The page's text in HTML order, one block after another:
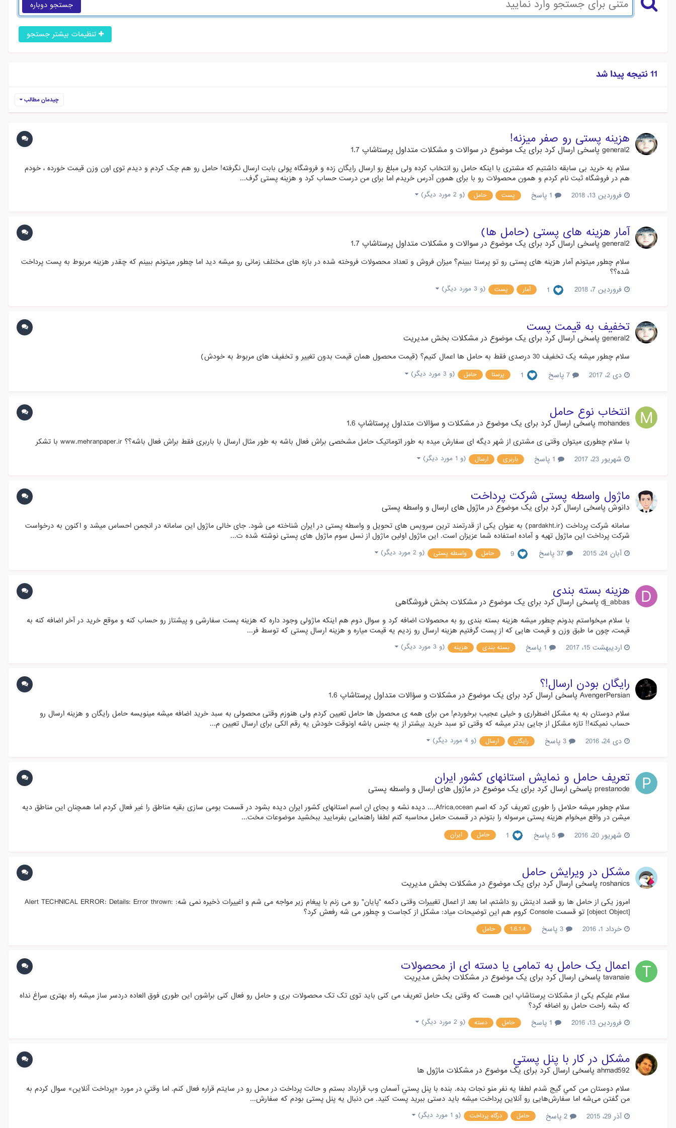
جستجو دوباره
تنظیمات بیشتر جستجو
11 نتیجه پیدا شد
چیدمان مطالب
هزینه پستی رو صفر میزنه!
general2 پاسخی ارسال کرد برای یک موضوع در سوالات و مشکلات متداول پرستاشاپ 1.7
سلام یه خرید بی سابقه داشتیم که مشتری با اینکه حامل رو انتخاب کرده ولی مبلغ رو ارسال رایگان زده و فروشگاه پولی بابت ارسال نگرفته! حامل رو هم چک کردم و دیدم توی اون وزن قیمت خورده ، خودم
هم در فروشگاه ثبت نام کردم و همون محصولات رو با برای همون آدرس خریدم اما برای من درست حساب کرد و هزینه پستی گرف...
فروردین 13، 2018
پست حامل (و 2 مورد دیگر)
آمار هزینه های پستی (حامل ها)
general2 پاسخی ارسال کرد برای یک موضوع در سوالات و مشکلات متداول پرستاشاپ 1.7
سلام چطور میتونم آمار هزینه های پستی رو تو پرستا ببینم؟ میزان فروش و تعداد محصولات فروخته شده در بازه های مختلف زمانی رو میشه دید اما چطور میتونم ببینم که چقدر هزینه مربوط به پست پرداخت
شده؟؟
فروردین 7، 2018
1 آمار پست (و 3 مورد دیگر)
تخفیف به قیمت پست
general2 پاسخی ارسال کرد برای یک موضوع در مشکلات بخش مدیریت
سلام چطور میشه یک تخفیف 30 درصدی فقط به حامل ها اعمال کنیم؟ (قیمت محصول همان قیمت بدون تغییر و تخفیف های مربوط به خودش)
دی 2، 2017
1 پرستا حامل (و 3 مورد دیگر)
انتخاب نوع حامل
mohandes پاسخی ارسال کرد برای یک موضوع در مشکلات و سؤالات متداول پرستاشاپ 1.6
با سلام چطوری میتوان وقتی ی مشتری از شهر دیگه ای سفارش میده به طور اتوماتیک حامل مشخصی براش فعال باشه به طور مثال ارسال با باربری فقط براش فعال باشه؟؟ www.mehranpaper.ir با تشکر
شهریور 23، 2017
باربری ارسال (و 1 مورد دیگر)
ماژول واسطه پستی شرکت پرداخت
دانوش پاسخی ارسال کرد برای یک موضوع در ماژول های ارسال و واسطه پستی
سامانه شرکت پرداخت (pardakht.ir) به عنوان یکی از قدرتمند ترین سرویس های تحویل و واسطه پستی در ایران شناخته می شود. جای خالی ماژول این سامانه در انجمن احساس میشد و اکنون به درخواست
شرکت پرداخت این ماژول تهیه و آماده استفاده شما عزیزان است. این ماژول اولین ماژول از نسل سوم ماژول های پستی نوشته شده ت...
آبان 24، 2015
9 حامل واسطه پستی (و 2 مورد دیگر)
هزینه بسته بندی
dj_abbas پاسخی ارسال کرد برای یک موضوع در مشکلات بخش فروشگاهی
با سلام میخواستم بدونم چطور میشه هزینه بسته بندی رو به محصولات اضافه کرد و سوال دوم هم اینکه ماژولی وجود داره که هزینه پست سفارشی و پیشتاز رو حساب کنه و موقع خرید در آخر اضافه کنه به
قیمت، چون ما طبق وزن و قیمت هایی که از پست گرفتیم هزینه ارسال رو زدیم یه قیمت میاره و هزینه ارسال پستی که توسط فر...
اردیبهشت 15، 2017
بسته بندی هزینه (و 3 مورد دیگر)
رایگان بودن ارسال!؟
AvengerPersian پاسخی ارسال کرد برای یک موضوع در مشکلات و سؤالات متداول پرستاشاپ 1.6
سلام دوستان به یه مشکل اضطراری و خیلی عجیب برخوردم! من برای همه ی محصول ها حامل تعیین کردم ولی هنوزم وقتی محصولی به سبد خرید اضافه میشه مینویسه حامل رایگان و هزینه ارسال رو
حساب نمیکنه!! تازه مشکل از جایی بدتر میشه که وقتی تو سبد خرید بیشتر از یه جنس باشه اونوقت خودش یه رقم الکی برای ارسال تعیین م...
دی 24، 2016
رایگان ارسال (و 4 مورد دیگر)
تعریف حامل و نمایش استانهای کشور ایران
prestanode پاسخی ارسال کرد برای یک موضوع در ماژول های ارسال و واسطه پستی
سلام چطور میشه حلامل را طوری تعریف کرد که اسم Africa,ocean,... دیده نشه و بجای ان اسم استانهای کشور ایران دیده بشود در قسمت بومی سازی بقیه مناطق را غیر فعال کردم اما همچنان این مناطق دیه
میشن در واقع میخوام هزینه پستی مرسوله را بتونم در قسمت حامل محاسبه کنم لطفا راهنمایی بفرمایید ببخشید موضوعات مخت...
شهریور 20، 2016
1 حامل ایران
مشکل در ویرایش حامل
roshanics پاسخی ارسال کرد برای یک موضوع در مشکلات بخش مدیریت
امروز یکی از حامل ها رو قصد ادیتش رو داشتم، اما بعد از اعمال تغییرات وقتی دکمه "پایان" رو می زنم با پیغام زیر مواجه می شم و اغییرات ذخیره نمی شه: Alert TECHNICAL ERROR: Details: Error thrown:
[object Object] تو قسمت Console کروم هم این توضیحات میاد: مشکل از کجاست و چطور می شه رفعش کرد؟
خرداد 1، 2016
1.6.1.4 حامل
اعمال یک حامل به تمامی یا دسته ای از محصولات
tavanaie پاسخی ارسال کرد برای یک موضوع در مشکلات بخش مدیریت
سلام علیکم یکی از مشکلات پرستاشاپ این هست که وقتی یک حامل تعریف می کنی باید توی تک تک محصولات بری و حامل رو فعال کنی براشون این طوری فوق العاده دردسر ساز میشه راه بهتری سراغ نداه
که بشه راحت حامل رو اضافه کرد؟
فروردین 13، 2016
حامل دسته (و 2 مورد دیگر)
مشكل در كار با پنل پستي
ahmad592 پاسخی ارسال کرد برای یک موضوع در مشکلات ماژول ها
سلام دوستان من كمي گيج شدم لطفا يه نفر منو نجات بده. بنده با پنل پستي آسمان وب قرارداد بستم و حالت پرداخت در محل رو در سايتم قراره فعال كنم. اما وقتي در مورد «پرداخت آنلاين» سوال كردم به
من گفتن مي‌شه اما سفارش‌هايي رو آنلاين پرداخت ميشه بايد دستي ببريد پست كنيد. من دنبال يه پنل پستي بودم كه سفارش‌...
آذر 29، 2015
حامل درگاه پرداخت (و 1 مورد دیگر)